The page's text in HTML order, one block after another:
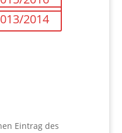
2014
Eintrag des